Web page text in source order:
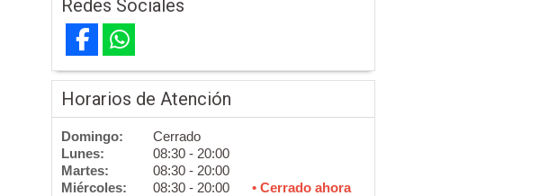
Redes Sociales
Horarios de Atención
Domingo:
Cerrado
Lunes:
08:30 - 20:00
Martes:
08:30 - 20:00
Miércoles:
08:30 - 20:00
• Cerrado ahora